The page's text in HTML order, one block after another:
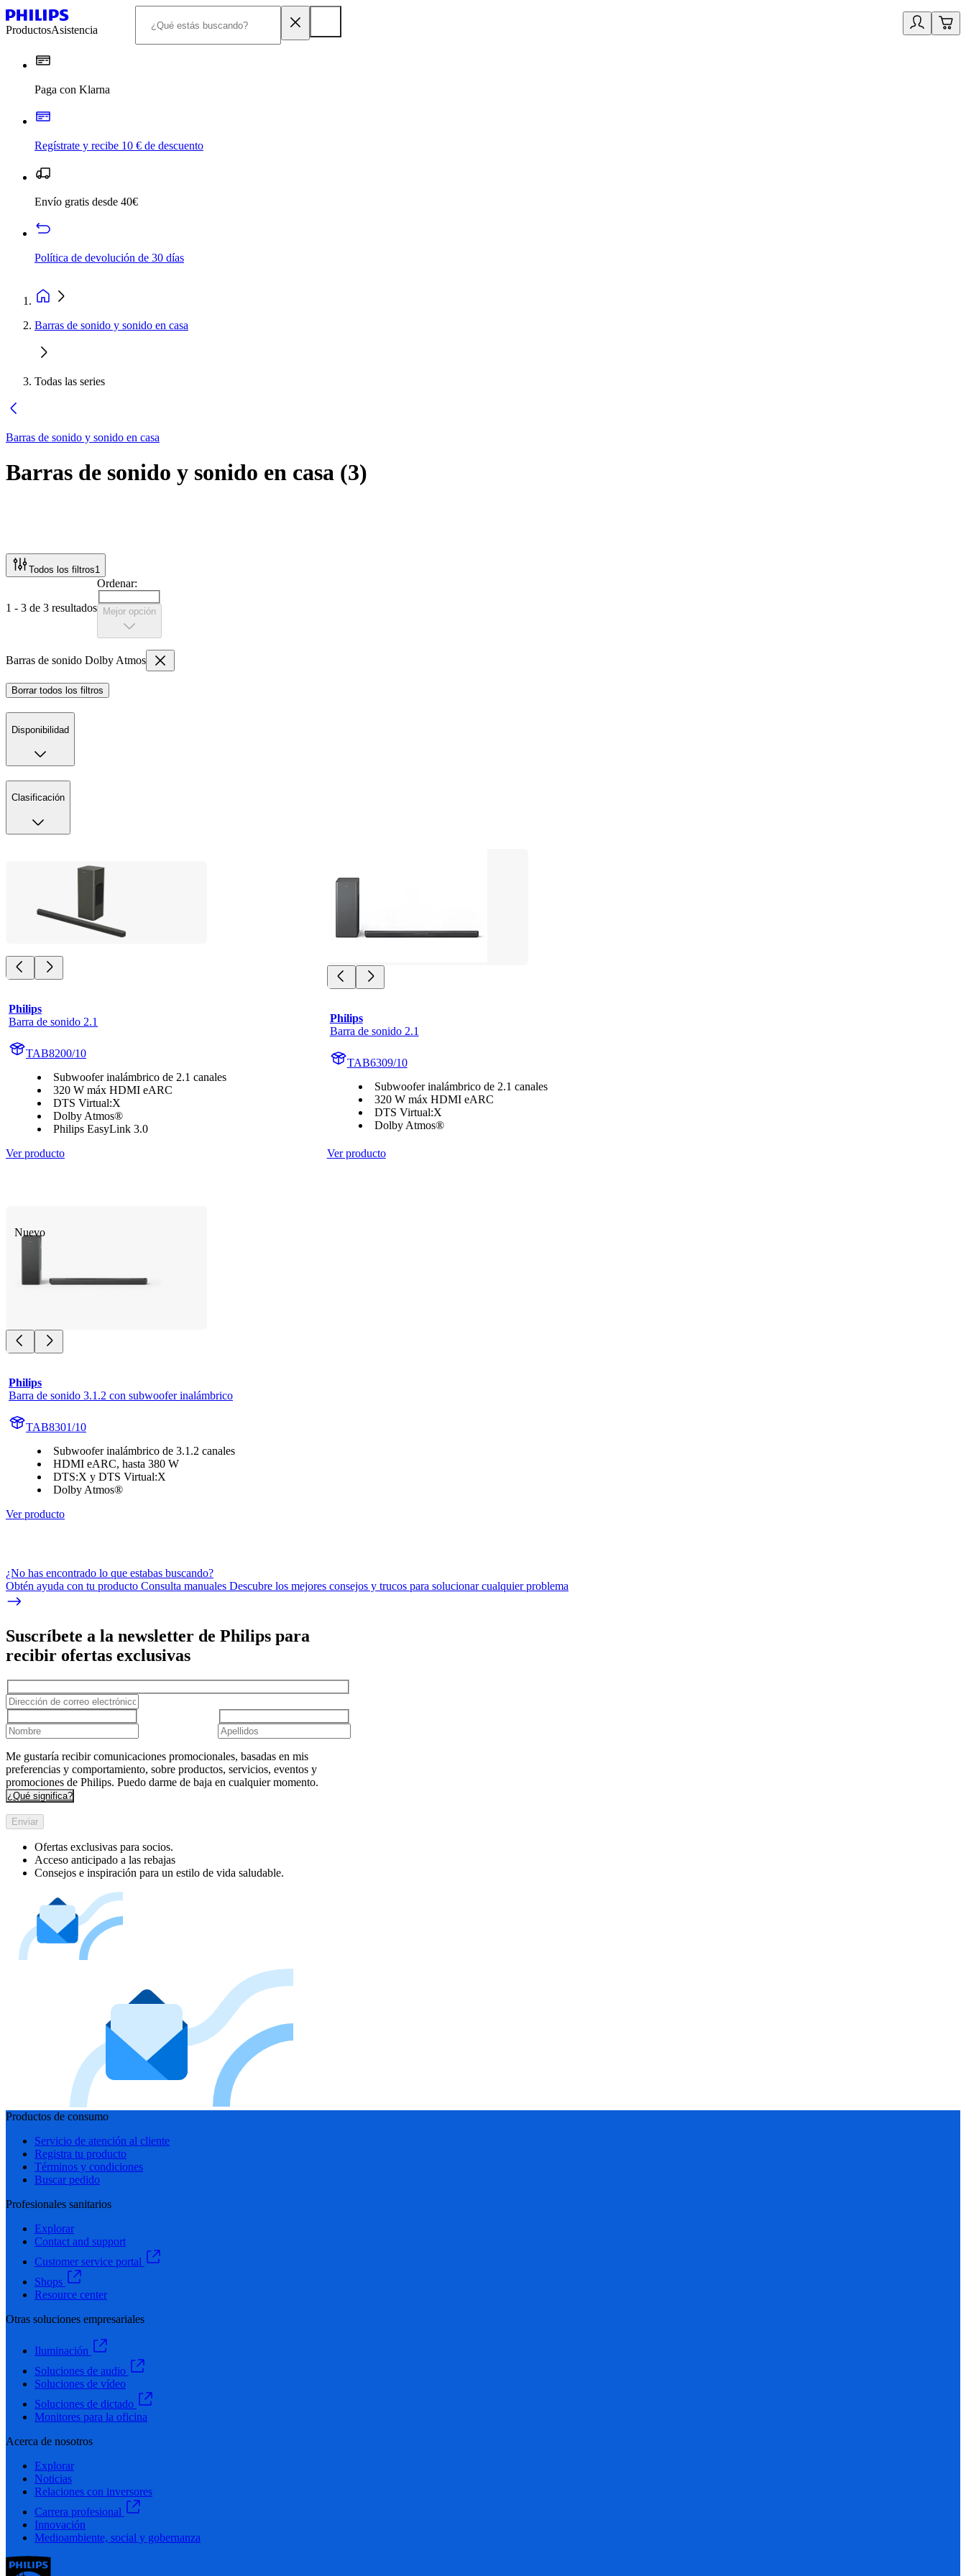
ProductosAsistencia
Paga con Klarna
Regístrate y recibe 10 € de descuento
Envío gratis desde 40€
Política de devolución de 30 días
Barras de sonido y sonido en casa
Todas las series
Barras de sonido y sonido en casa
Barras de sonido y sonido en casa (3)
Todos los filtros1
1 - 3 de 3 resultados
Ordenar:
Mejor opción
Barras de sonido Dolby Atmos
Borrar todos los filtros
Disponibilidad
Clasificación
Philips
Barra de sonido 2.1
TAB8200/10
Subwoofer inalámbrico de 2.1 canales
320 W máx HDMI eARC
DTS Virtual:X
Dolby Atmos®
Philips EasyLink 3.0
Ver producto
Philips
Barra de sonido 2.1
TAB6309/10
Subwoofer inalámbrico de 2.1 canales
320 W máx HDMI eARC
DTS Virtual:X
Dolby Atmos®
Ver producto
Nuevo
Philips
Barra de sonido 3.1.2 con subwoofer inalámbrico
TAB8301/10
Subwoofer inalámbrico de 3.1.2 canales
HDMI eARC, hasta 380 W
DTS:X y DTS Virtual:X
Dolby Atmos®
Ver producto
¿No has encontrado lo que estabas buscando?
Obtén ayuda con tu producto Consulta manuales Descubre los mejores consejos y trucos para solucionar cualquier problema
Suscríbete a la newsletter de Philips para
recibir ofertas exclusivas
Me gustaría recibir comunicaciones promocionales, basadas en mis
preferencias y comportamiento, sobre productos, servicios, eventos y
promociones de Philips. Puedo darme de baja en cualquier momento.
¿Qué significa?
Enviar
Ofertas exclusivas para socios.
Acceso anticipado a las rebajas
Consejos e inspiración para un estilo de vida saludable.
Productos de consumo
Servicio de atención al cliente
Registra tu producto
Términos y condiciones
Buscar pedido
Profesionales sanitarios
Explorar
Contact and support
Customer service portal
Shops
Resource center
Otras soluciones empresariales
Iluminación
Soluciones de audio
Soluciones de vídeo
Soluciones de dictado
Monitores para la oficina
Acerca de nosotros
Explorar
Noticias
Relaciones con inversores
Carrera profesional
Innovación
Medioambiente, social y gobernanza